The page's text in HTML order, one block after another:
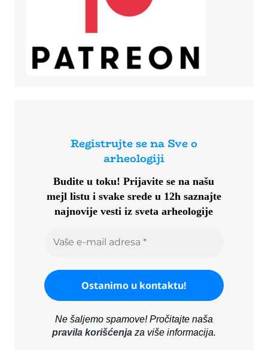
Registrujte se na Sve o
arheologiji
Budite u toku!Prijavite se na našu
mejl listu i svake srede u 12h saznajte
najnovije vesti iz sveta arheologije
Ne šaljemo spamove! Pročitajte naša
pravila korišćenjaza više informacija.